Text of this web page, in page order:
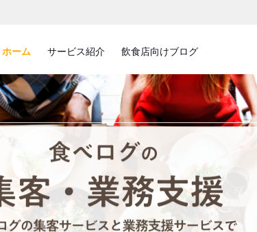
ホーム サービス紹介 飲食店向けブログ
食べロ